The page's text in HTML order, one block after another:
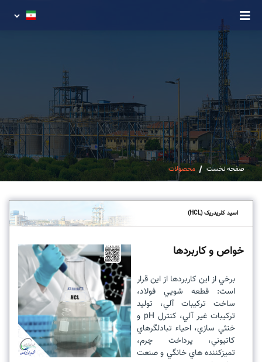
صفحه نخست محصولات
اسید کلریدریک (HCL)
خواص و کاربردها
برخي از اين کاربردها از اين قرار
است: قطعه شويي فولاد،
ساخت ترکيبات آلي، توليد
ترکيبات غير آلي، کنترل pH و
خنثي سازي، احياء تبادلگرهاي
کاتيوني، پرداخت چرم،
تميزکننده هاي خانگي و صنعت